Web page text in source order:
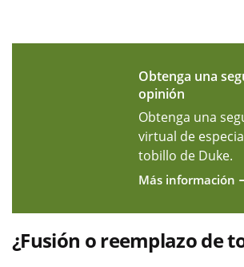
Obtenga una
opinión
Obtenga una
virtual de
tobillo de Duke.
Más información
¿Fusión o reemplazo de